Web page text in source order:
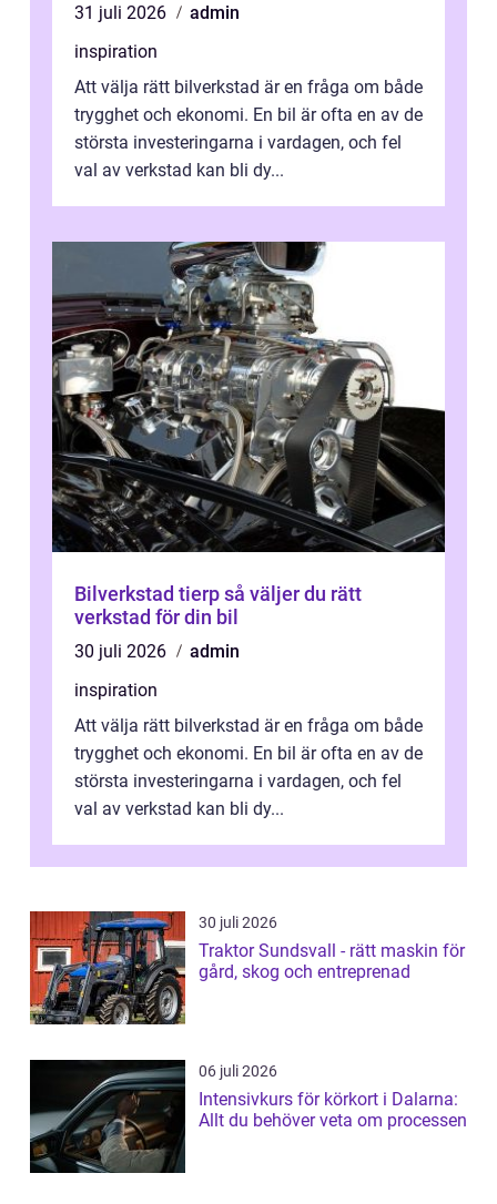
31 juli 2026
admin
inspiration
Att välja rätt bilverkstad är en fråga om både
trygghet och ekonomi. En bil är ofta en av de
största investeringarna i vardagen, och fel
val av verkstad kan bli dy...
Bilverkstad tierp så väljer du rätt
verkstad för din bil
30 juli 2026
admin
inspiration
Att välja rätt bilverkstad är en fråga om både
trygghet och ekonomi. En bil är ofta en av de
största investeringarna i vardagen, och fel
val av verkstad kan bli dy...
30 juli 2026
Traktor Sundsvall - rätt maskin för
gård, skog och entreprenad
06 juli 2026
Intensivkurs för körkort i Dalarna:
Allt du behöver veta om processen